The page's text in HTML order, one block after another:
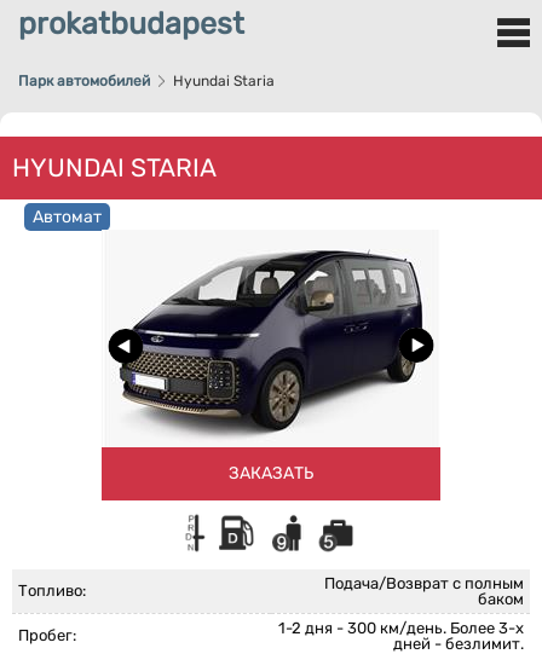
prokatbudapest
Парк автомобилей Hyundai Staria
HYUNDAI STARIA
Автомат
ЗАКАЗАТЬ
Топливо:
Подача/Возврат с полным
баком
Пробег:
1-2 дня - 300 км/день. Более 3-х
дней - безлимит.